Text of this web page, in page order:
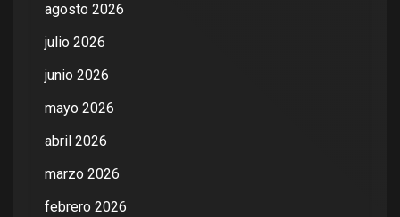
agosto 2026
julio 2026
junio 2026
mayo 2026
abril 2026
marzo 2026
febrero 2026